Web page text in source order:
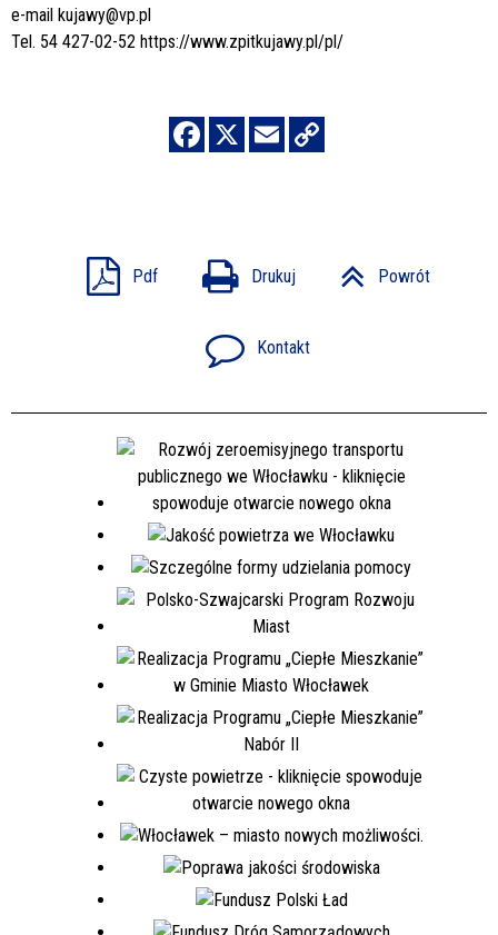
e-mail kujawy@vp.pl
Tel. 54 427-02-52 https://www.zpitkujawy.pl/pl/
Pdf Drukuj Powrót
Kontakt